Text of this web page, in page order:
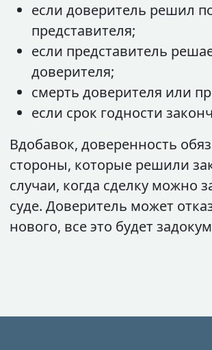
если доверитель решил
представителя;
если представитель
доверителя;
смерть доверителя или
если срок годности
Вдобавок, доверенность
стороны, которые решили
случаи, когда сделку можно
суде. Доверитель может
нового, все это будет